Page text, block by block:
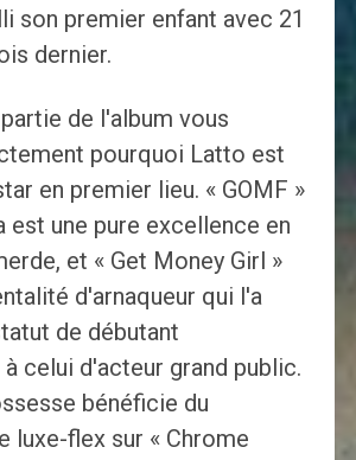
son premier enfant avec 21
dernier.
de l'album vous
pourquoi Latto est
en premier lieu. « GOMF »
est une pure excellence en
et « Get Money Girl »
d'arnaqueur qui l'a
de débutant
celui d'acteur grand public.
bénéficie du
luxe-flex sur « Chrome